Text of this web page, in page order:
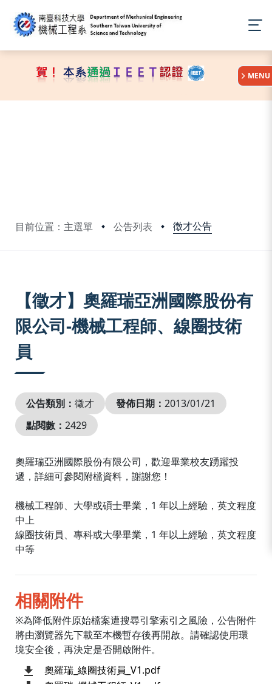
目前位置：主選單 公告列表 徵才公告
:::
MENU
【徵才】奧羅瑞亞洲國際股份有
限公司-機械工程師、線圈技術
員
公告類別： 徵才 發佈日期： 2013/01/21
點閱數： 2429
奧羅瑞亞洲國際股份有限公司，歡迎畢業校友踴躍投
遞，詳細可參閱附檔資料，謝謝您！
機械工程師、大學或碩士畢業，1 年以上經驗，英文程度
中上
線圈技術員、專科或大學畢業，1 年以上經驗，英文程度
中等
相關附件
※為降低附件原始檔案遭搜尋引擎索引之風險，公告附件
將由瀏覽器先下載至本機暫存後再開啟。請確認使用環
境安全後，再決定是否開啟附件。
奧羅瑞_線圈技術員_V1.pdf